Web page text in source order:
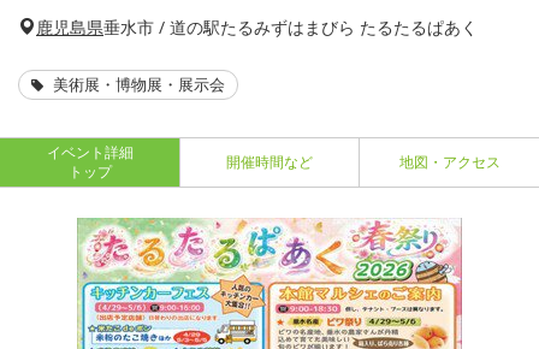
鹿児島県垂水市 / 道の駅たるみずはまびら たるたるぱあく
美術展・博物展・展示会
イベント詳細
トップ
開催時間など 地図・アクセス